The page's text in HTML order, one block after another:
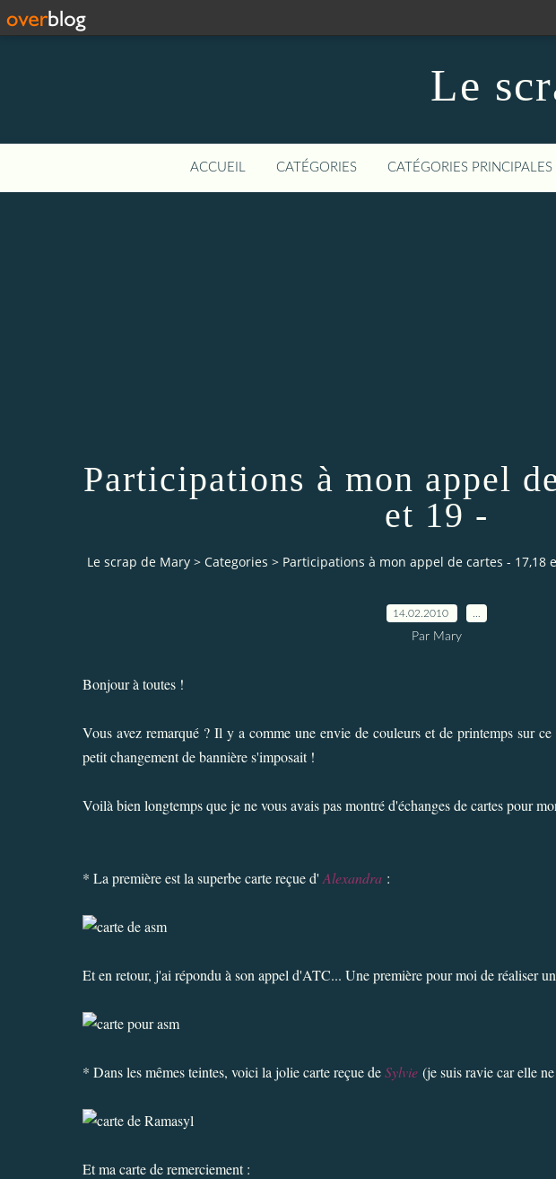
Le
ACCUEIL CATÉGORIES CATÉGORIES PRINCIPALES
Participations à mon appel
et 19 -
Le scrap de Mary > Categories > Participations à mon appel de cartes - 17,18
14.02.2010
Par Mary
Bonjour à toutes !
Vous avez remarqué ? Il y a comme une envie de couleurs et de printemps sur
petit changement de bannière s'imposait !
Voilà bien longtemps que je ne vous avais pas montré d'échanges de cartes pour
* La première est la superbe carte reçue d' Alexandra :
Et en retour, j'ai répondu à son appel d'ATC... Une première pour moi de réaliser
* Dans les mêmes teintes, voici la jolie carte reçue deSylvie (je suis ravie car elle
Et ma carte de remerciement :